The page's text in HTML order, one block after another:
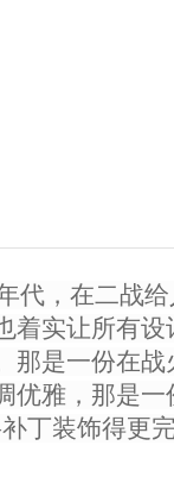
代，在二战
着实让所有设
那是一份在战
优雅，那是一
丁装饰得更